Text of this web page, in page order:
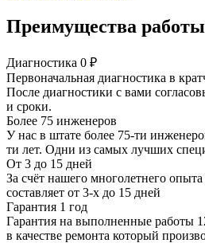
Преимущества
Диагностика 0 ₽
Первоначальная диагностика в
После диагностики с вами
и сроки.
Более 75 инженеров
У нас в штате более 75-ти
ти лет. Одни из самых лучших
От 3 до 15 дней
За счёт нашего многолетнего
составляет от 3-х до 15 дней
Гарантия 1 год
Гарантия на выполненные работы
в качестве ремонта который